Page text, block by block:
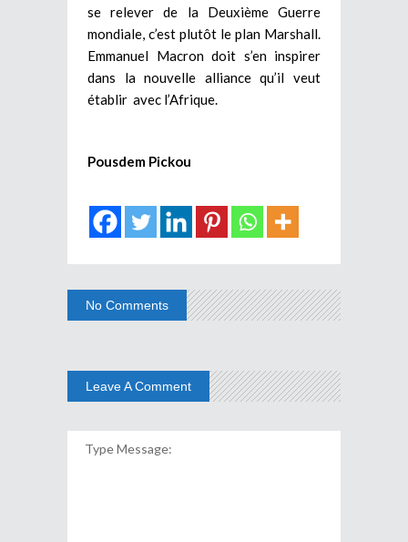
se relever de la Deuxième Guerre
mondiale, c’est plutôt le plan Marshall.
Emmanuel Macron doit s’en inspirer
dans la nouvelle alliance qu’il veut
établir avec l’Afrique.
Pousdem Pickou
No Comments
Leave A Comment